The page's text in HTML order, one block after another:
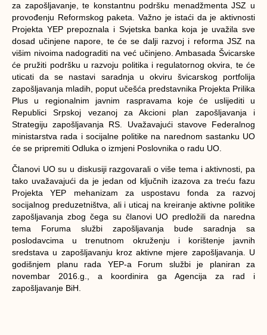
za zapošljavanje, te konstantnu podršku menadžmenta JSZ u
provođenju Reformskog paketa. Važno je istaći da je aktivnosti
Projekta YEP prepoznala i Svjetska banka koja je uvažila sve
dosad učinjene napore, te će se dalji razvoj i reforma JSZ na
višim nivoima nadograditi na već učinjeno. Ambasada Švicarske
će pružiti podršku u razvoju politika i regulatornog okvira, te će
uticati da se nastavi saradnja u okviru švicarskog portfolija
zapošljavanja mladih, poput učešća predstavnika Projekta Prilika
Plus u regionalnim javnim raspravama koje će uslijediti u
Republici Srpskoj vezanoj za Akcioni plan zapošljavanja i
Strategiju zapošljavanja RS. Uvažavajući stavove Federalnog
ministarstva rada i socijalne politike na narednom sastanku UO
će se pripremiti Odluka o izmjeni Poslovnika o radu UO.
Članovi UO su u diskusiji razgovarali o više tema i aktivnosti, pa
tako uvažavajući da je jedan od ključnih izazova za treću fazu
Projekta YEP mehanizam za uspostavu fonda za razvoj
socijalnog preduzetništva, ali i uticaj na kreiranje aktivne politike
zapošljavanja zbog čega su članovi UO predložili da naredna
tema Foruma službi zapošljavanja bude saradnja sa
poslodavcima u trenutnom okruženju i korištenje javnih
sredstava u zapošljavanju kroz aktivne mjere zapošljavanja. U
godišnjem planu rada YEP-a Forum službi je planiran za
novembar 2016.g., a koordinira ga Agencija za rad i
zapošljavanje BiH.